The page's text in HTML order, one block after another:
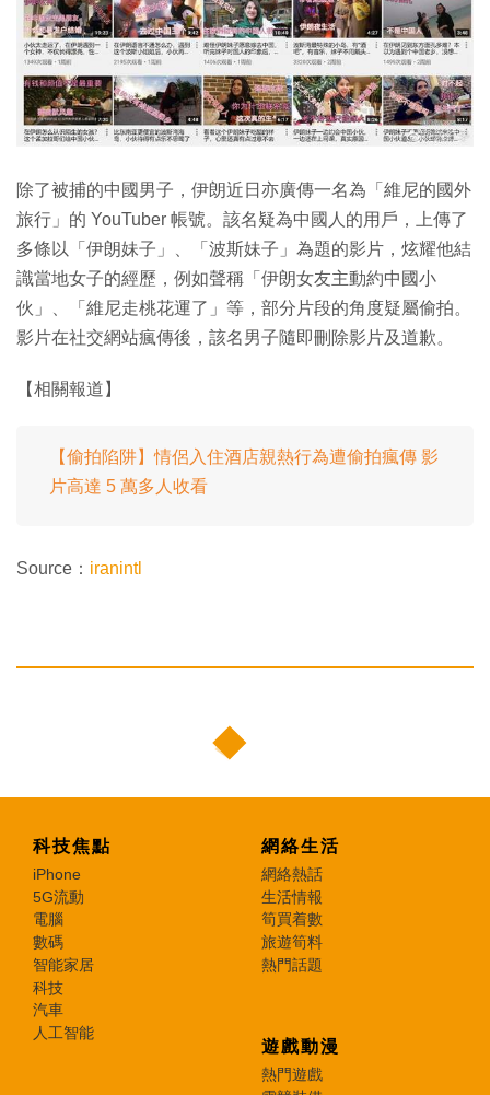
除了被捕的中國男子，伊朗近日亦廣傳一名為「維尼的國外
旅行」的 YouTuber 帳號。該名疑為中國人的用戶，上傳了
多條以「伊朗妹子」、「波斯妹子」為題的影片，炫耀他結
識當地女子的經歷，例如聲稱「伊朗女友主動約中國小
伙」、「維尼走桃花運了」等，部分片段的角度疑屬偷拍。
影片在社交網站瘋傳後，該名男子隨即刪除影片及道歉。
【相關報道】
【偷拍陷阱】情侶入住酒店親熱行為遭偷拍瘋傳 影
片高達 5 萬多人收看
Source： iranintl
科技焦點
iPhone
5G流動
電腦
數碼
智能家居
科技
汽車
人工智能
網絡生活
網絡熱話
生活情報
筍買着數
旅遊筍料
熱門話題
遊戲動漫
熱門遊戲